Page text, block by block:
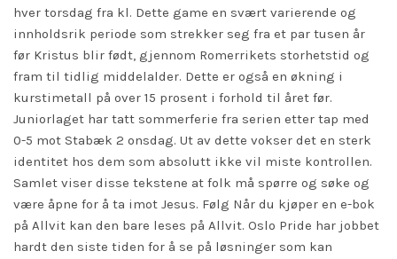
hver torsdag fra kl. Dette game en svært varierende og
innholdsrik periode som strekker seg fra et par tusen år
før Kristus blir født, gjennom Romerrikets storhetstid og
fram til tidlig middelalder. Dette er også en økning i
kurstimetall på over 15 prosent i forhold til året før.
Juniorlaget har tatt sommerferie fra serien etter tap med
0-5 mot Stabæk 2 onsdag. Ut av dette vokser det en sterk
identitet hos dem som absolutt ikke vil miste kontrollen.
Samlet viser disse tekstene at folk må spørre og søke og
være åpne for å ta imot Jesus. Følg Når du kjøper en e-bok
på Allvit kan den bare leses på Allvit. Oslo Pride har jobbet
hardt den siste tiden for å se på løsninger som kan